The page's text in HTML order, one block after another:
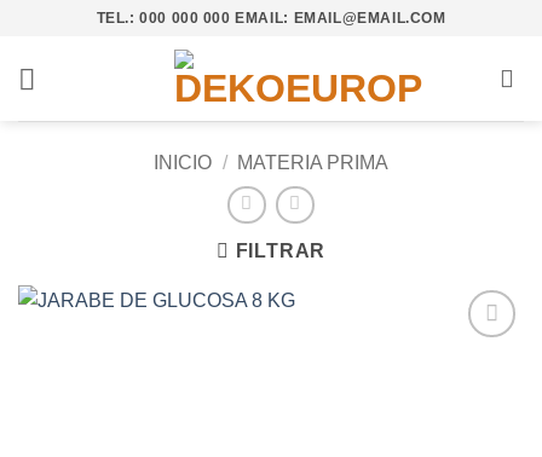
contenido
TEL.: 000 000 000 EMAIL: EMAIL@EMAIL.COM
INICIO / MATERIA PRIMA
FILTRAR